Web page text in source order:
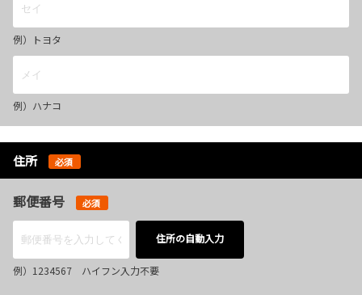
例）トヨタ
例）ハナコ
住所 必須
郵便番号 必須
住所の自動入力
例）1234567 ハイフン入力不要